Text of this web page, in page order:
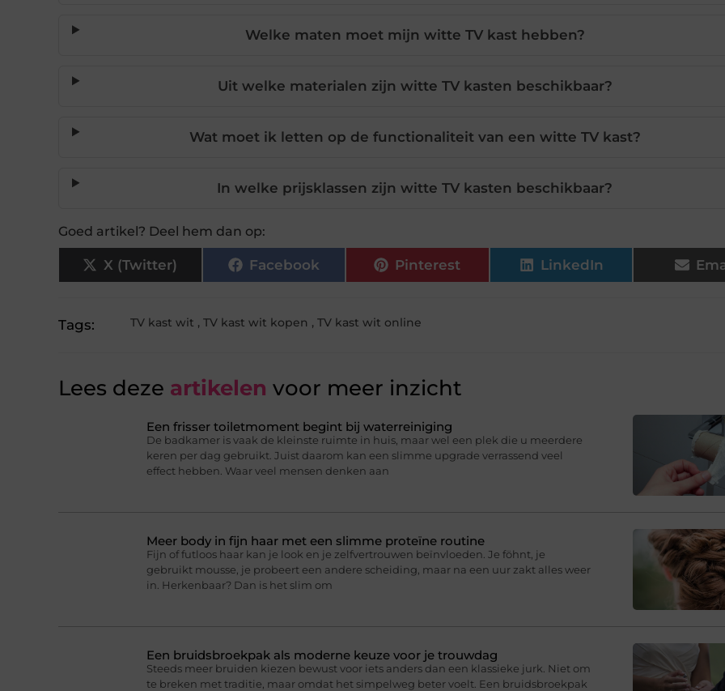
Welke maten moet mijn witte TV kast hebben?
Uit welke materialen zijn witte TV kasten beschikbaar?
Wat moet ik letten op de functionaliteit van een witte TV kast?
In welke prijsklassen zijn witte TV kasten beschikbaar?
Goed artikel? Deel hem dan op:
X (Twitter) Facebook Pinterest LinkedIn
Tags: TV kast wit , TV kast wit kopen , TV kast wit online
Lees deze artikelen voor meer inzicht
Een frisser toiletmoment begint bij waterreiniging
De badkamer is vaak de kleinste ruimte in huis, maar wel een plek die u meerdere
keren per dag gebruikt. Juist daarom kan een slimme upgrade verrassend veel
effect hebben. Waar veel mensen denken aan
Meer body in fijn haar met een slimme proteïne routine
Fijn of futloos haar kan je look en je zelfvertrouwen beïnvloeden. Je föhnt, je
gebruikt mousse, je probeert een andere scheiding, maar na een uur zakt alles weer
in. Herkenbaar? Dan is het slim om
Een bruidsbroekpak als moderne keuze voor je trouwdag
Steeds meer bruiden kiezen bewust voor iets anders dan een klassieke jurk. Niet om
te breken met traditie, maar omdat het simpelweg beter voelt. Een bruidsbroekpak